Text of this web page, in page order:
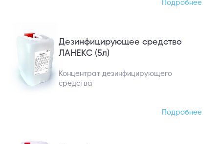
Подробнее
Дезинфицирующее средство
ЛАНЕКС (5л)
Концентрат дезинфицирующего
средства
Подробнее